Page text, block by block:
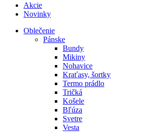
Akcie
Novinky
Oblečenie
Pánske
Bundy
Mikiny
Nohavice
Kraťasy, šortky
Termo prádlo
Tričká
Košele
Bľúza
Svetre
Vesta